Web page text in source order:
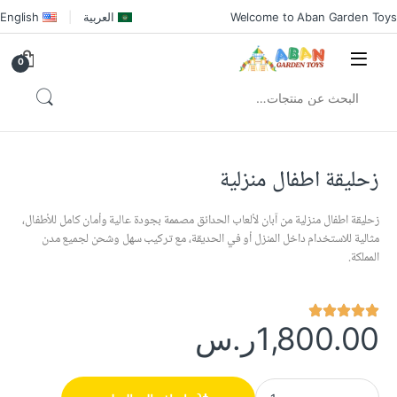
Welcome to Aban Garden Toys العربية English
0
زحليقة اطفال منزلية
زحليقة اطفال منزلية من آبان لألعاب الحدائق مصممة بجودة عالية وأمان كامل للأطفال،
مثالية للاستخدام داخل المنزل أو في الحديقة، مع تركيب سهل وشحن لجميع مدن
المملكة.
1,800.00ر.س